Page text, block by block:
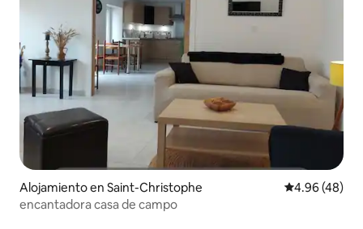
Alojamiento en Saint-Christophe Calificación
4.96 (48)
encantadora casa de campo